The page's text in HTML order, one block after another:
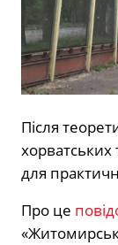
Після
хорватських
для
Про це